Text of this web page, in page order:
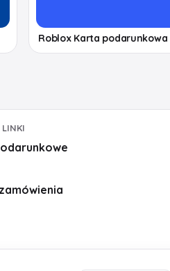
Roblox Karta podarunkowa